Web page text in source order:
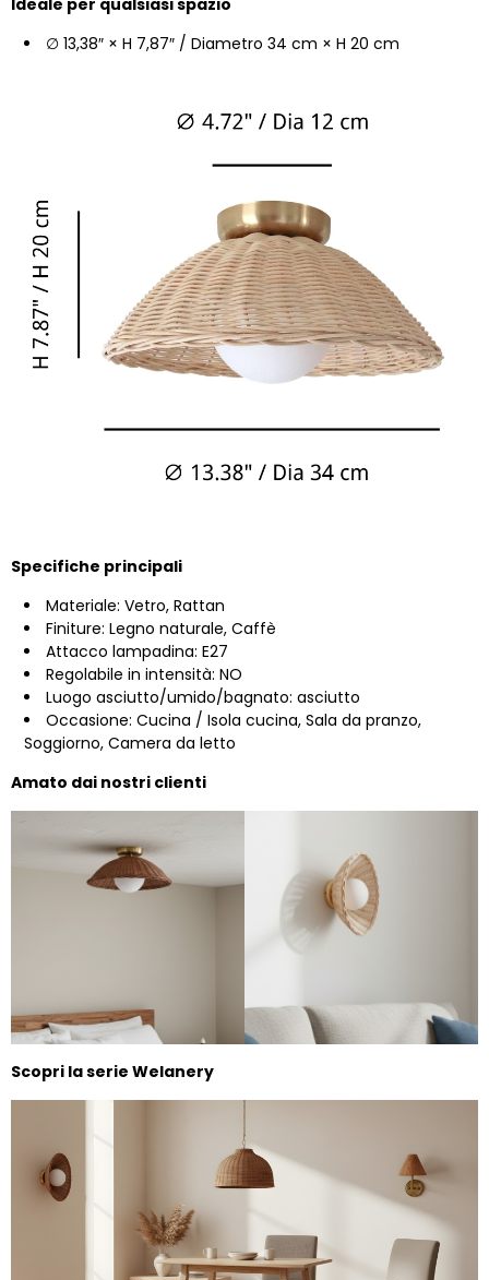
Ideale per qualsiasi spazio
∅ 13,38″ × H 7,87″ / Diametro 34 cm × H 20 cm
Specifiche principali
Materiale: Vetro, Rattan
Finiture: Legno naturale, Caffè
Attacco lampadina: E27
Regolabile in intensità: NO
Luogo asciutto/umido/bagnato: asciutto
Occasione: Cucina / Isola cucina, Sala da pranzo,
Soggiorno, Camera da letto
Amato dai nostri clienti
Scopri la serie Welanery